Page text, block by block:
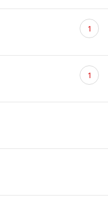
댓
글 1
댓
글 1